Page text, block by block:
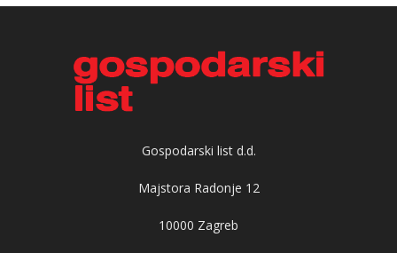
Gospodarski list d.d.
Majstora Radonje 12
10000 Zagreb